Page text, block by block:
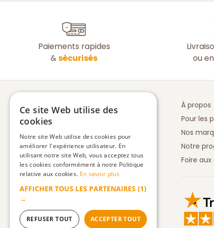
Paiements rapides
&sécurisés
ou
À propos
Pour les
Nos
Notre
Foire
Ce site Web utilise des
cookies
Notre site Web utilise des cookies pour
améliorer l'expérience utilisateur. En
utilisant notre site Web, vous acceptez tous
les cookies conformément à notre Politique
relative aux cookies. En savoir plus
AFFICHER TOUS LES PARTENAIRES (1)
→
ACCEPTER TOUT
REFUSER TOUT